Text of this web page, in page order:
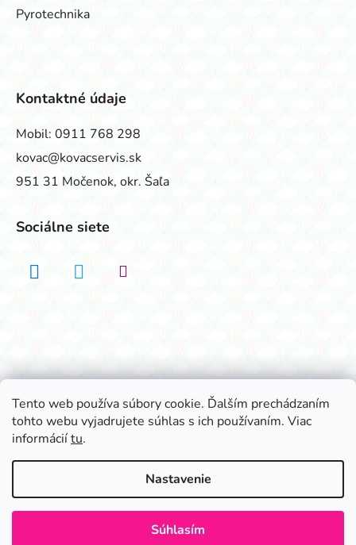
Tento web používa súbory cookie. Ďalším prechádzaním
tohto webu vyjadrujete súhlas s ich používaním. Viac
informáciítu.
Nastavenie
Súhlasím
Pyrotechnika
Kontaktné údaje
Mobil: 0911 768 298
kovac@kovacservis.sk
951 31 Močenok, okr. Šaľa
Sociálne siete
vyhradené.